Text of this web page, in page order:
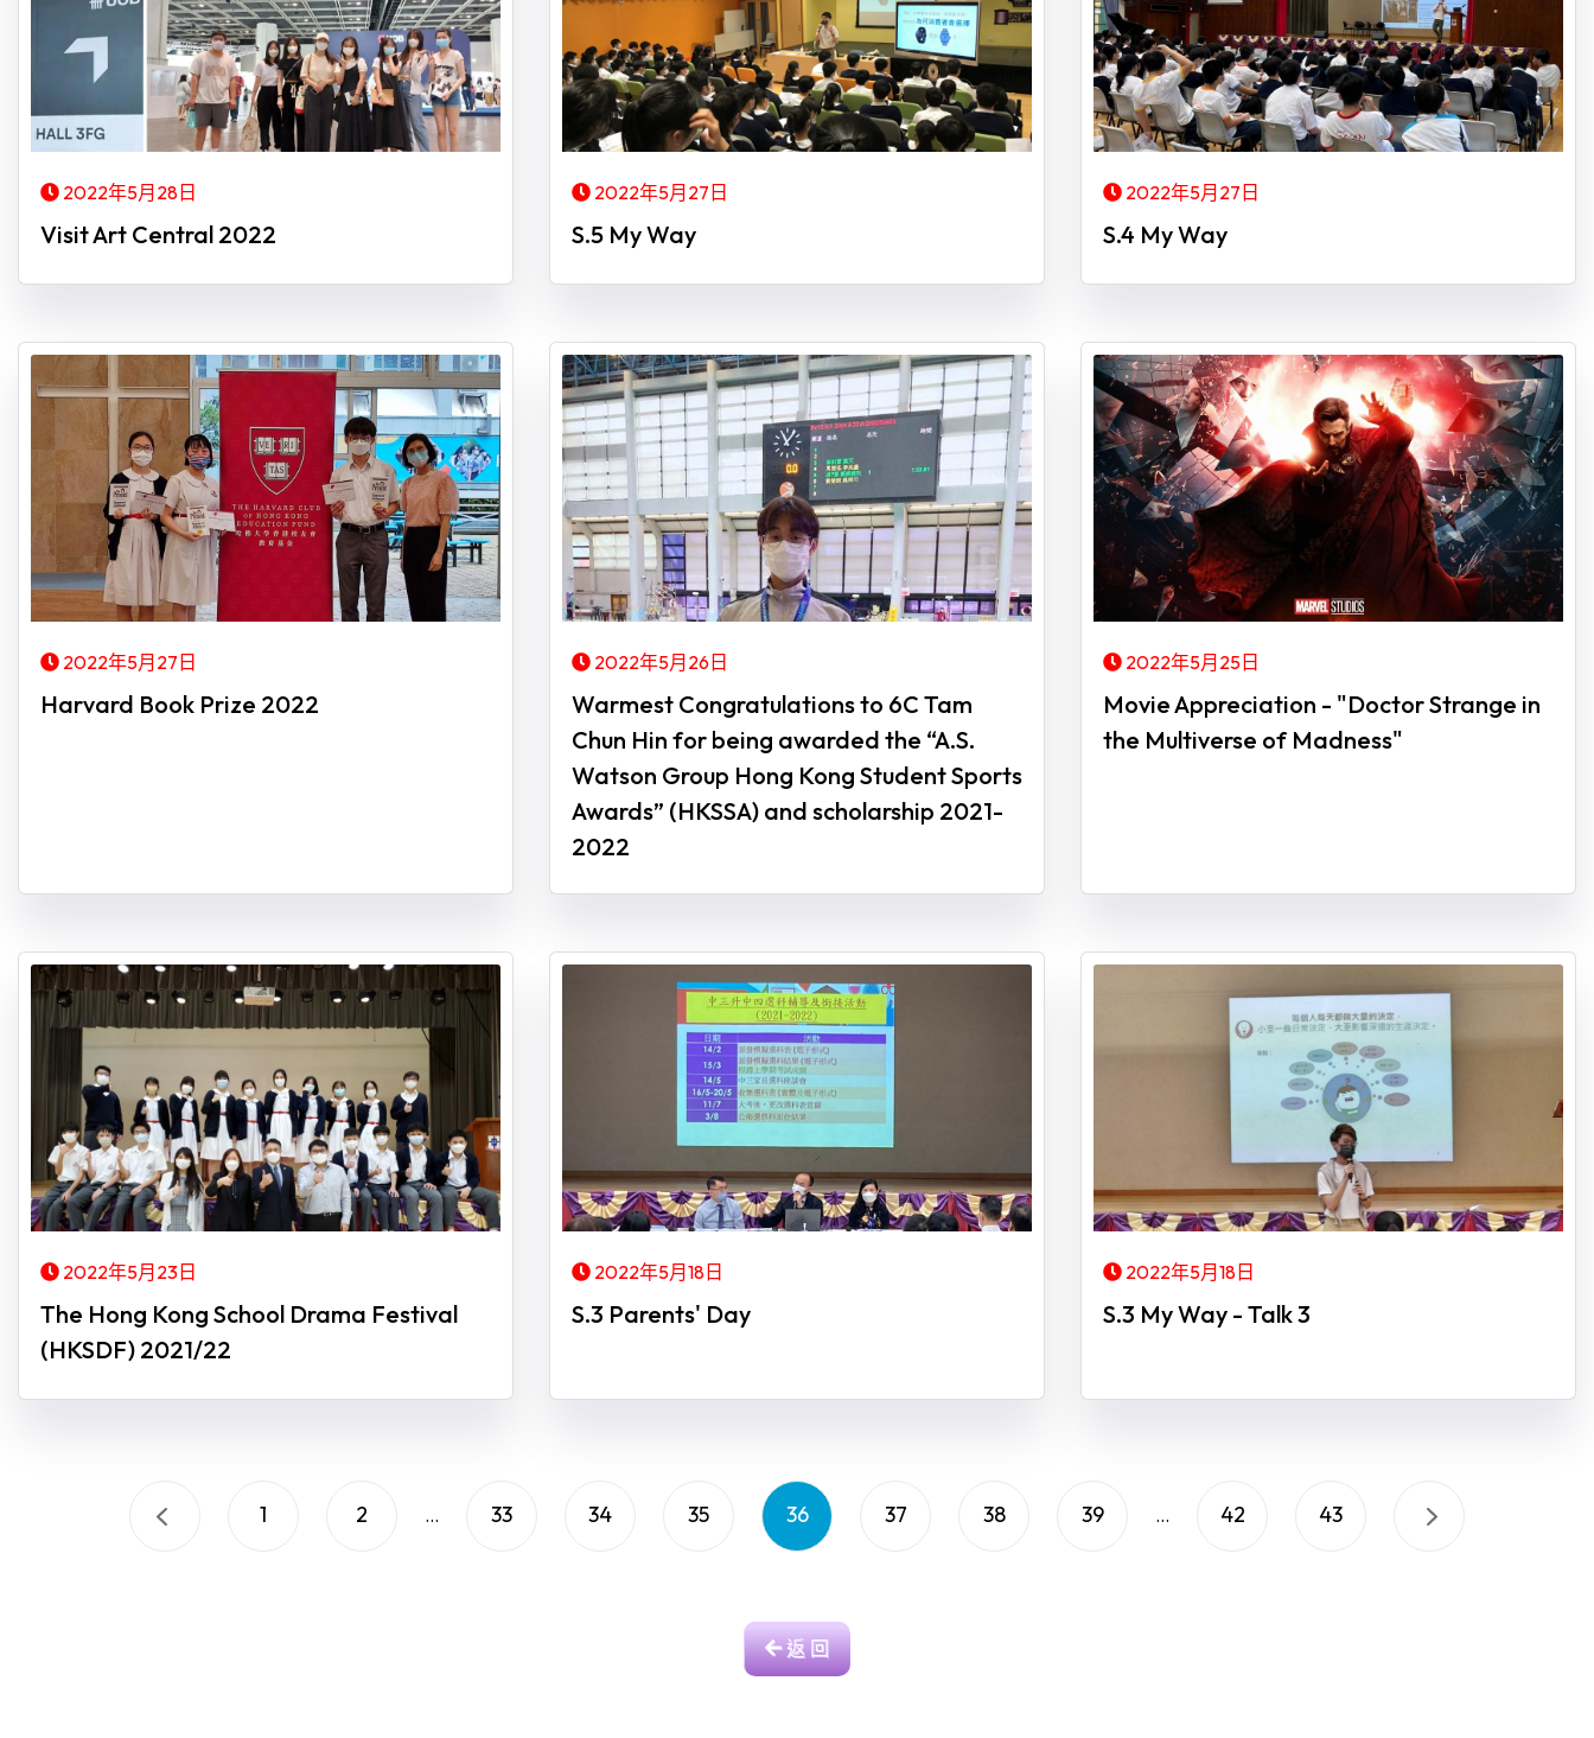
2022年5月28日
Visit Art Central 2022
2022年5月27日
S.5 My Way
2022年5月27日
S.4 My Way
2022年5月27日
Harvard Book Prize 2022
2022年5月26日
Warmest Congratulations to 6C Tam
Chun Hin for being awarded the “A.S.
Watson Group Hong Kong Student Sports
Awards” (HKSSA) and scholarship 2021-
2022
2022年5月25日
Movie Appreciation - "Doctor Strange in
the Multiverse of Madness"
2022年5月23日
The Hong Kong School Drama Festival
(HKSDF) 2021/22
2022年5月18日
S.3 Parents' Day
2022年5月18日
S.3 My Way - Talk 3
1 2 ... 33 34 35 36 37 38 39 ... 42 43
返 回